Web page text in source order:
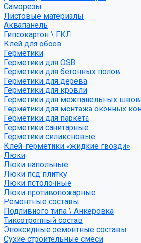
Саморезы
Листовые материалы
Аквапанель
Гипсокартон \ ГКЛ
Клей для обоев
Герметики
Герметики для OSB
Герметики для бетонных полов
Герметики для дерева
Герметики для кровли
Герметики для межпанельных швов
Герметики для монтажа оконных
Герметики для паркета
Герметики санитарные
Герметики силиконовые
Клей-герметики «жидкие гвозди»
Люки
Люки напольные
Люки под плитку
Люки потолочные
Люки противопожарные
Ремонтные составы
Подливного типа \ Анкеровка
Тиксотропный состав
Эпоксидные ремонтные составы
Сухие строительные смеси